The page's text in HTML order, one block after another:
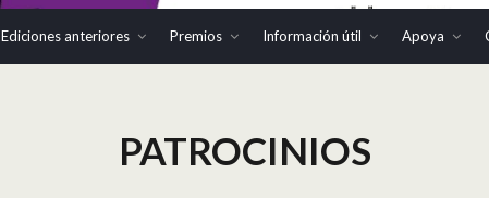
Ediciones anteriores Premios Información útil Apoya
PATROCINIOS